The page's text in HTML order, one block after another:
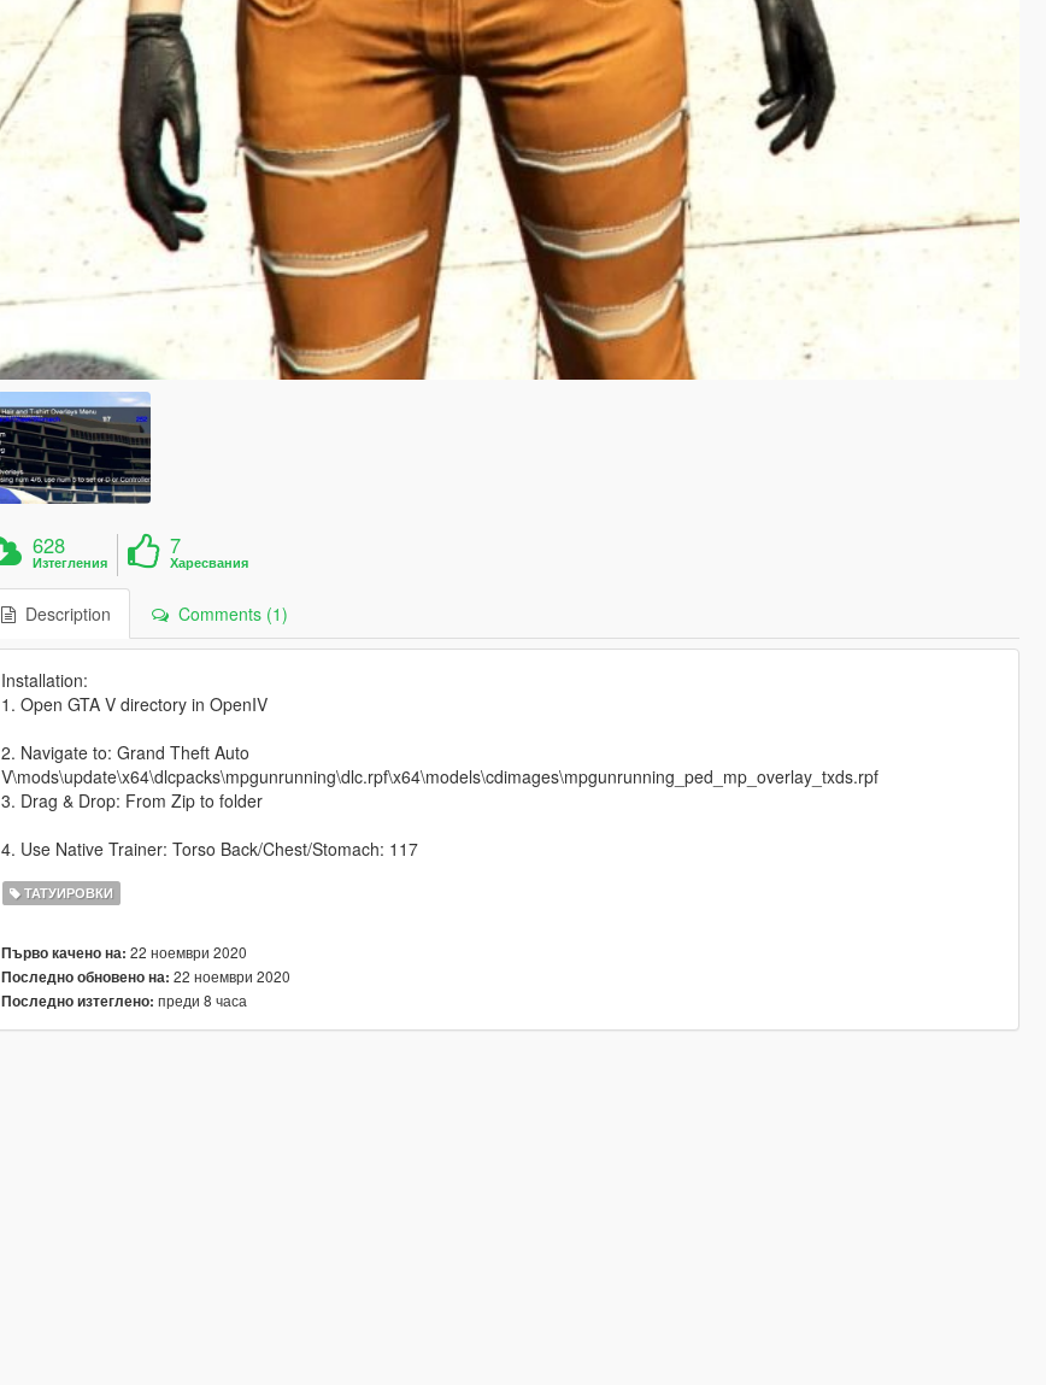
628
Изтегления
7
Харесвания
Description Comments (1)
Installation:
1. Open GTA V directory in OpenIV
2. Navigate to: Grand Theft Auto
V\mods\update\x64\dlcpacks\mpgunrunning\dlc.rpf\x64\models\cdimages\mpgunrunning_ped_mp_overlay_txds.rpf
3. Drag & Drop: From Zip to folder
4. Use Native Trainer: Torso Back/Chest/Stomach: 117
ТАТУИРОВКИ
Първо качено на: 22 ноември 2020
Последно обновено на: 22 ноември 2020
Последно изтеглено: преди 8 часа